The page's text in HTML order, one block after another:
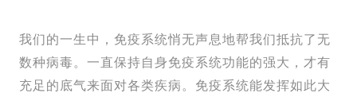
我们的一生中，免疫系统悄无声息地帮我们抵抗了无
数种病毒。一直保持自身免疫系统功能的强大，才有
充足的底气来面对各类疾病。免疫系统能发挥如此大